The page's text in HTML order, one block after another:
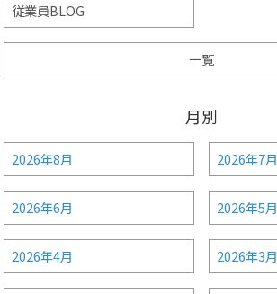
従業員BLOG
一覧
月別
2026年8月 2026年7月
2026年6月 2026年5月
2026年4月 2026年3月